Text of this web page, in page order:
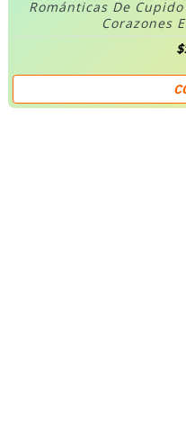
Románticas De
Corazones